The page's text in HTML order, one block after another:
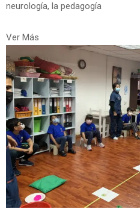
neurología, la pedagogía
Ver Más